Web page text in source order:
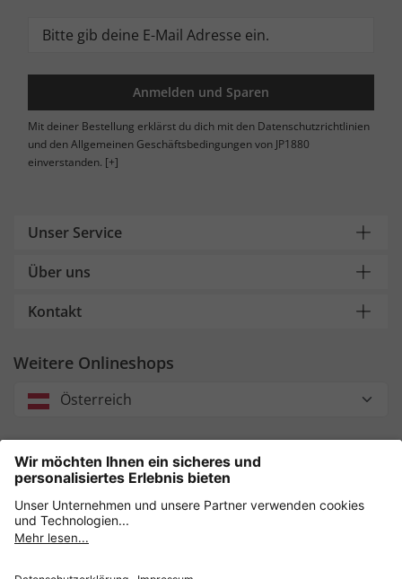
Anmelden und Sparen
Mit deiner Bestellung erklärst du dich mit den Datenschutzrichtlinien
und den Allgemeinen Geschäftsbedingungen von JP1880
einverstanden. [+]
Unser Service
Über uns
Kontakt
Weitere Onlineshops
Österreich
Unsere Zahlungsarten
Sicher einkaufen mit